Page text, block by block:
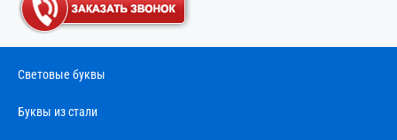
Световые буквы
Буквы из стали